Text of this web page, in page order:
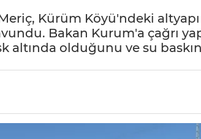
Kürüm Köyü'ndeki altyapı
Bakan Kurum'a çağrı
altında olduğunu ve su